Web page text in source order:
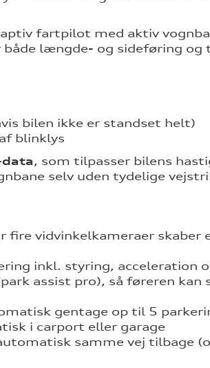
fartpilot med aktiv
længde- og sideføring og
bilen ikke er standset helt)
blinklys
, som tilpasser bilens
selv uden tydelige
fire vidvinkelkameraer skaber
inkl. styring, acceleration
assist pro), så føreren kan
gentage op til 5
i carport eller garage
samme vej tilbage